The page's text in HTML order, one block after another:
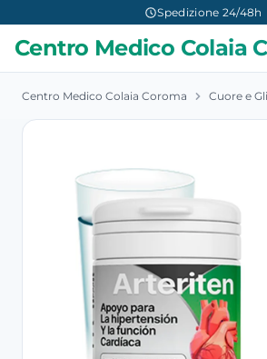
Spedizione 24/48h
Centro Medico Colaia
Centro Medico Colaia Coroma Cuore e